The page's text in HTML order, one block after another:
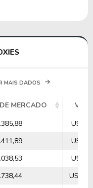
MAIS DADOS
MERCADO
US$
US$
US$
US$